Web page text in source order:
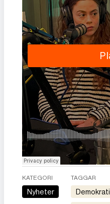
KATEGORI
Nyheter
TAGGAR
demokrati